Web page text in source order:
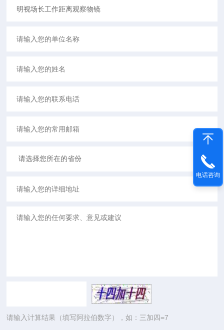
请输入计算结果（填写阿拉伯数字），如：三加四=7
电话咨询